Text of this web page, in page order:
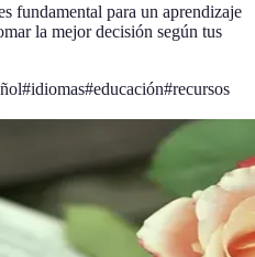
fundamental para un aprendizaje
la mejor decisión según tus
#idiomas#educación#recursos